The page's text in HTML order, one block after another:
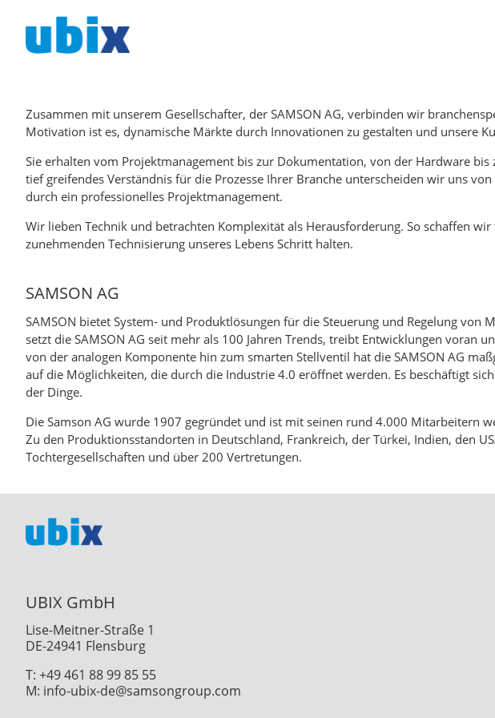
Zusammen mit unserem Gesellschafter, der SAMSON AG, verbinden wir
Motivation ist es, dynamische Märkte durch Innovationen zu gestalten und unsere
Sie erhalten vom Projektmanagement bis zur Dokumentation, von der Hardware
tief greifendes Verständnis für die Prozesse Ihrer Branche unterscheiden wir uns
durch ein professionelles Projektmanagement.
Wir lieben Technik und betrachten Komplexität als Herausforderung. So schaffen
zunehmenden Technisierung unseres Lebens Schritt halten.
SAMSON AG
SAMSON bietet System- und Produktlösungen für die Steuerung und Regelung
setzt die SAMSON AG seit mehr als 100 Jahren Trends, treibt Entwicklungen
von der analogen Komponente hin zum smarten Stellventil hat die SAMSON AG
auf die Möglichkeiten, die durch die Industrie 4.0 eröffnet werden. Es beschäftigt
der Dinge.
Die Samson AG wurde 1907 gegründet und ist mit seinen rund 4.000 Mitarbeitern
Zu den Produktionsstandorten in Deutschland, Frankreich, der Türkei, Indien, den
Tochtergesellschaften und über 200 Vertretungen.
UBIX GmbH
Lise-Meitner-Straße 1
DE-24941 Flensburg
T: +49 461 88 99 85 55
M: info-ubix-de@samsongroup.com